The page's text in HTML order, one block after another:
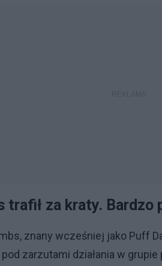
trafił za kraty.
znany wcześniej jako Puff
zarzutami działania w